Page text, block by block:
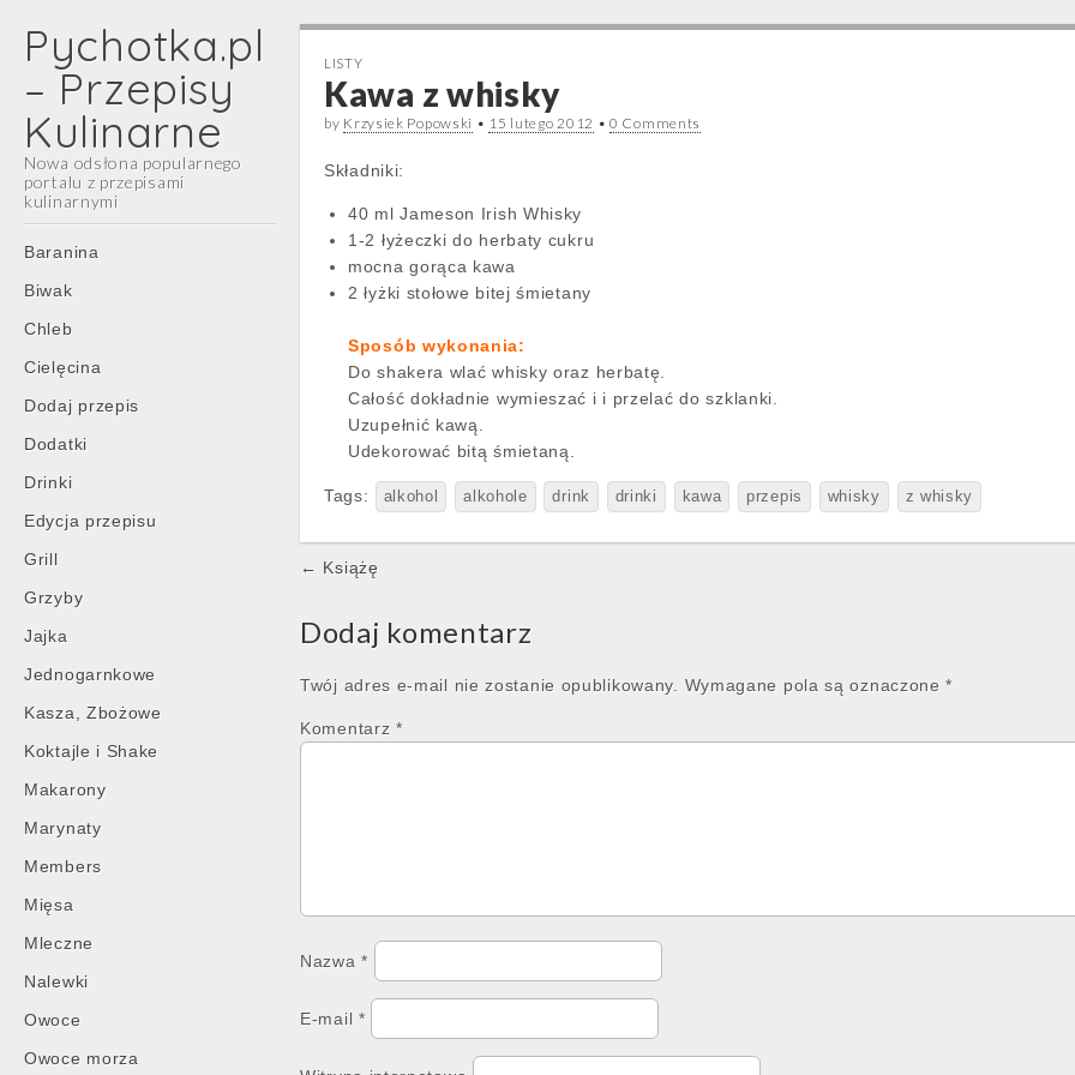
Pychotka.pl
– Przepisy
Kulinarne
Nowa odsłona popularnego
portalu z przepisami
kulinarnymi
Main
menu
Skip
content
Baranina
Biwak
Chleb
Cielęcina
Dodaj przepis
Dodatki
Drinki
Edycja przepisu
Grill
Grzyby
Jajka
Jednogarnkowe
Kasza, Zbożowe
Koktajle i Shake
Makarony
Marynaty
Members
Mięsa
Mleczne
Nalewki
Owoce
Owoce morza
LISTY
Kawa z whisky
by Krzysiek Popowski • 15 lutego 2012 •0 Comments
Składniki:
40 ml Jameson Irish Whisky
1-2 łyżeczki do herbaty cukru
mocna gorąca kawa
2 łyżki stołowe bitej śmietany
Sposób wykonania:
Do shakera wlać whisky oraz herbatę.
Całość dokładnie wymieszać i i przelać do szklanki.
Uzupełnić kawą.
Udekorować bitą śmietaną.
Tags: alkohol alkohole drink drinki kawa przepis whisky z whisky
Post
← Książę
Dodaj komentarz
Twój adres e-mail nie zostanie opublikowany. Wymagane pola są oznaczone*
Komentarz *
Nazwa*
E-mail *